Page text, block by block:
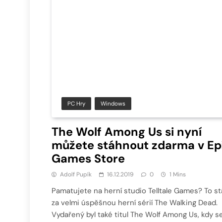
PC Hry Windows
The Wolf Among Us si nyní
můžete stáhnout zdarma v
Games Store
Adolf Pupík 16.12.2019 0 1 Mins
Pamatujete na herní studio Telltale Games? To
za velmi úspěšnou herní sérií The Walking Dead.
Vydařený byl také titul The Wolf Among Us, kdy